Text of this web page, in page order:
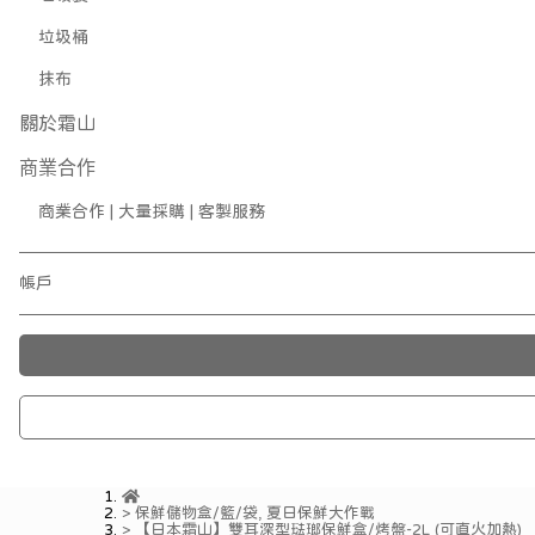
垃圾桶
抹布
關於霜山
商業合作
商業合作 | 大量採購 | 客製服務
帳戶
保鮮儲物盒/籃/袋 夏日保鮮大作戰
【日本霜山】雙耳深型琺瑯保鮮盒/烤盤-2L (可直火加熱)